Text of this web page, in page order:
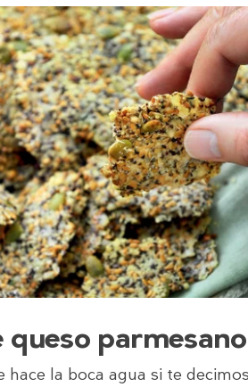
queso parmesano
hace la boca agua si te